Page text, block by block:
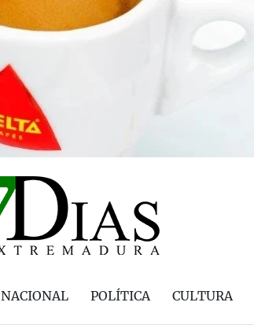
NACIONAL POLÍTICA CULTURA